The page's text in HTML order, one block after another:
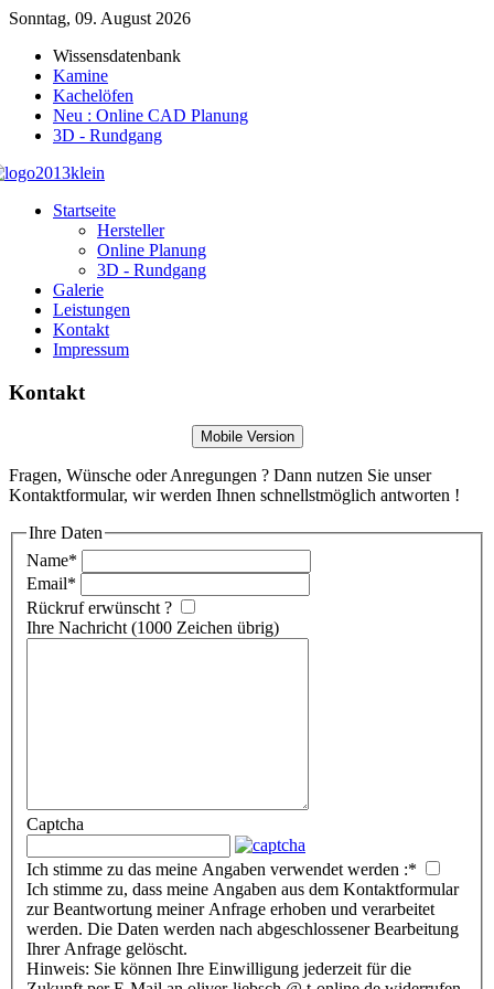
Sonntag, 09. August 2026
Wissensdatenbank
Kamine
Kachelöfen
Neu : Online CAD Planung
3D - Rundgang
Startseite
Hersteller
Online Planung
3D - Rundgang
Galerie
Leistungen
Kontakt
Impressum
Kontakt
Mobile Version
Fragen, Wünsche oder Anregungen ? Dann nutzen Sie unser
Kontaktformular, wir werden Ihnen schnellstmöglich antworten !
Ihre Daten
Name*
Email*
Rückruf erwünscht ?
Ihre Nachricht (1000 Zeichen übrig)
Captcha
Ich stimme zu das meine Angaben verwendet werden :*
Ich stimme zu, dass meine Angaben aus dem Kontaktformular
zur Beantwortung meiner Anfrage erhoben und verarbeitet
werden. Die Daten werden nach abgeschlossener Bearbeitung
Ihrer Anfrage gelöscht.
Hinweis: Sie können Ihre Einwilligung jederzeit für die